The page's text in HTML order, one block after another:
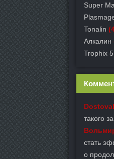
Super
Tonalin
Алкалин
Trophix
такого
стать
о